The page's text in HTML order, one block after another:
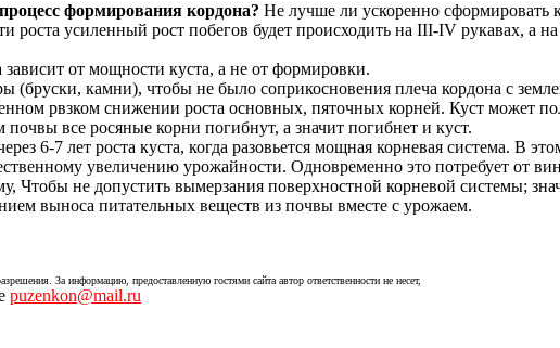
формирования кордона? Не лучше ли ускоренно сформировать
роста усиленный рост побегов будет происходить на III-IV рукавах, а
от мощности куста, а не от формировки.
(бруски, камни), чтобы не было соприкосновения плеча кордона с
рвзком снижении роста основных, пяточных корней. Куст может
все росяные корни погибнут, а значит погибнет и куст.
6-7 лет роста куста, когда разовьется мощная корневая система. В
увеличению урожайности. Одновременно это потребует от
Чтобы не допустить вымерзания поверхностной корневой системы;
выноса питательных веществ из почвы вместе с урожаем.
За информацию, предоставленную гостями сайта автор ответственности не несет,
puzenkon@mail.ru